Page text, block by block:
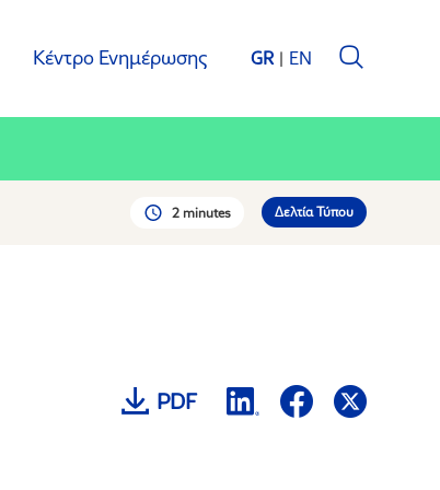
Κέντρο Ενημέρωσης GR EN
2 minutes Δελτία Τύπου
PDF